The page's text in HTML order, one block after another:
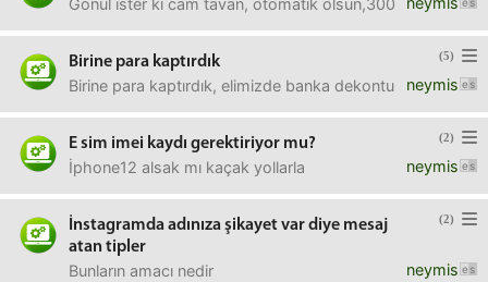
Gönül ister ki cam tavan, otomatik olsun,300, 400
(5)
Birine para kaptırdık
neymis
Birine para kaptırdık, elimizde banka dekontu var.
(2)
E sim imei kaydı gerektiriyor mu?
neymis
İphone12 alsak mı kaçak yollarla
(2)
İnstagramda adınıza şikayet var diye mesaj
atan tipler
neymis
Bunların amacı nedir